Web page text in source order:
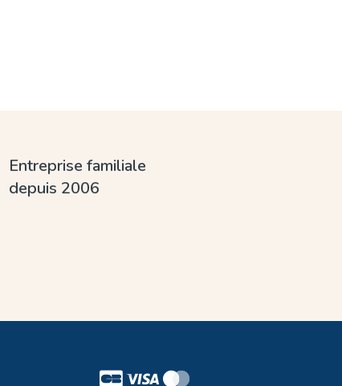
Entreprise familiale
depuis 2006